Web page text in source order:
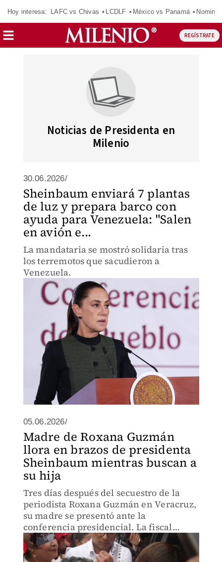
Hoy interesa: LAFC vs Chivas LCDLF México vs Panamá
REGÍSTRATE
Noticias de Presidenta en
Milenio
30.06.2026/
Sheinbaum enviará 7 plantas
de luz y prepara barco con
ayuda para Venezuela: "Salen
en avión e...
La mandataria se mostró solidaria tras
los terremotos que sacudieron a
Venezuela.
05.06.2026/
Madre de Roxana Guzmán
llora en brazos de presidenta
Sheinbaum mientras buscan a
su hija
Tres días después del secuestro de la
periodista Roxana Guzmán en Veracruz,
su madre se presentó ante la
conferencia presidencial. La fiscal
reporta búsquedas en múltiples
municipios y análisis de cámaras. García